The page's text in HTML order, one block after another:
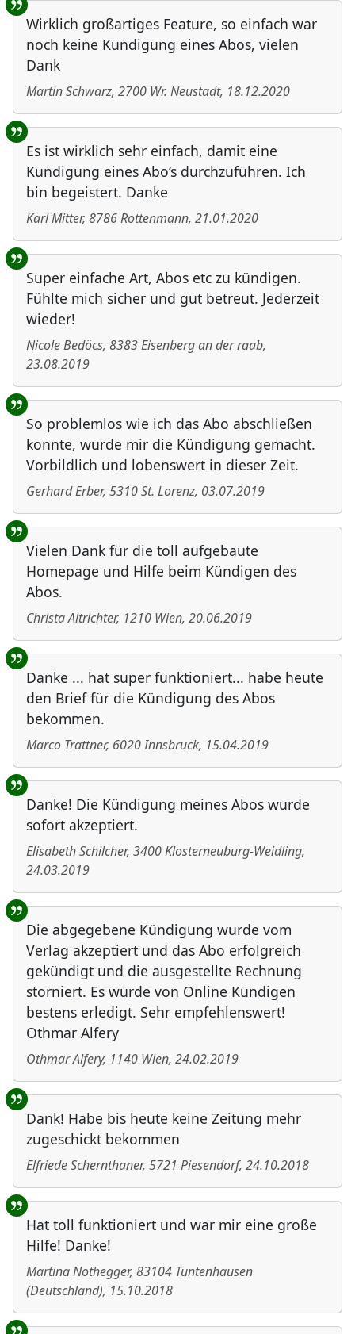
Wirklich großartiges Feature, so einfach war
noch keine Kündigung eines Abos, vielen
Dank
Martin Schwarz, 2700 Wr. Neustadt, 18.12.2020
Es ist wirklich sehr einfach, damit eine
Kündigung eines Abo‘s durchzuführen. Ich
bin begeistert. Danke
Karl Mitter, 8786Rottenmann, 21.01.2020
Super einfache Art, Abos etc zu kündigen.
Fühlte mich sicher und gut betreut. Jederzeit
wieder!
Nicole Bedöcs, 8383Eisenberg an der raab,
23.08.2019
So problemlos wie ich das Abo abschließen
konnte, wurde mir die Kündigung gemacht.
Vorbildlich und lobenswert in dieser Zeit.
Gerhard Erber, 5310St. Lorenz, 03.07.2019
Vielen Dank für die toll aufgebaute
Homepage und Hilfe beim Kündigen des
Abos.
Christa Altrichter, 1210 Wien, 20.06.2019
Danke ... hat super funktioniert... habe heute
den Brief für die Kündigung des Abos
bekommen.
Marco Trattner, 6020Innsbruck, 15.04.2019
Danke! Die Kündigung meines Abos wurde
sofort akzeptiert.
Elisabeth Schilcher, 3400Klosterneuburg-Weidling,
24.03.2019
Die abgegebene Kündigung wurde vom
Verlag akzeptiert und das Abo erfolgreich
gekündigt und die ausgestellte Rechnung
storniert. Es wurde von Online Kündigen
bestens erledigt. Sehr empfehlenswert!
Othmar Alfery
Othmar Alfery, 1140 Wien, 24.02.2019
Dank! Habe bis heute keine Zeitung mehr
zugeschickt bekommen
Elfriede Schernthaner, 5721 Piesendorf, 24.10.2018
Hat toll funktioniert und war mir eine große
Hilfe! Danke!
Martina Nothegger, 83104 Tuntenhausen
(Deutschland), 15.10.2018